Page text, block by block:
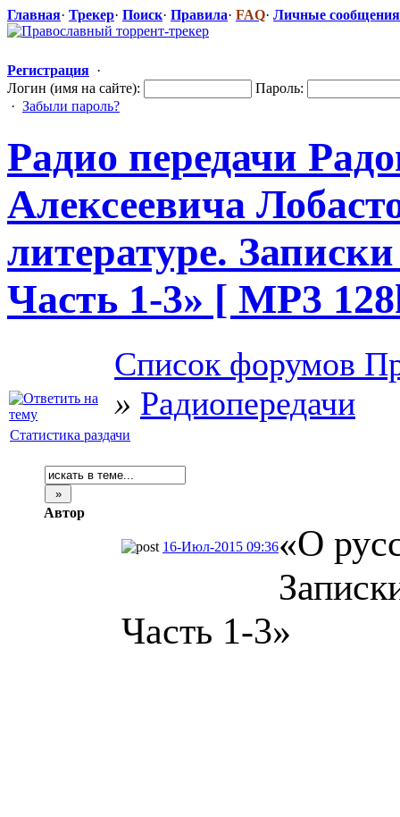
Главная· Трекер· Поиск· Правила· FAQ· Личные сообщения
Регистрация ·
Логин (имя на сайте):
Пароль:
· Забыли пароль?
Радио передачи
Алексеевича
литературе.
Часть 1-3» [ MP3
Список форумов
» Радиопередачи
Статистика раздачи
Автор
16-Июл-2015 09:36«О
Часть 1-3»